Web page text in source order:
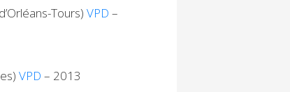
Tours)VPD –
VPD – 2013